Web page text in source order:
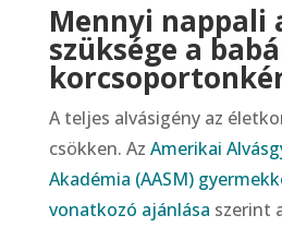
Mennyi nappali
szüksége a
A teljes alvásigény az
csökken. Az Amerikai
Akadémia (AASM)
vonatkozó ajánlása szerint